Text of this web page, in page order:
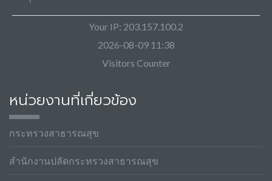
Your IP: 203.157.100.2
2026-08-09 11:38
Visitors Counter
หน่วยงานที่เกี่ยวข้อง
กระทรวงสาธารณสุข
สำนักงานปลัดกระทรวงสาธารณสุข